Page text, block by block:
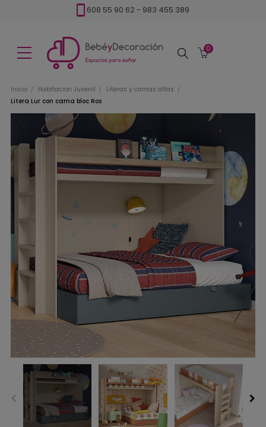
608 55 90 62 - 983 455 389
Buscar
0
Inicio Habitacion Juvenil
Literas y camas altas
Litera Lur con cama bloc Ros